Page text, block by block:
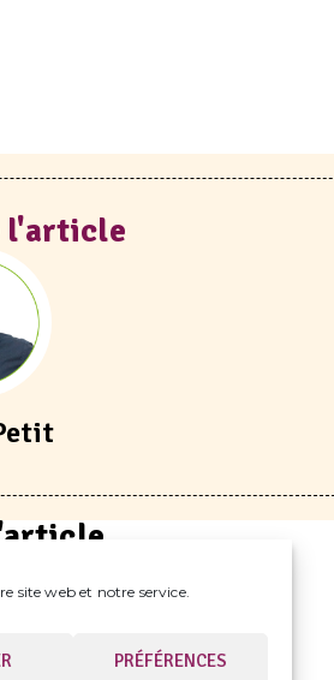
site web et notre service.
PRÉFÉRENCES
l'article